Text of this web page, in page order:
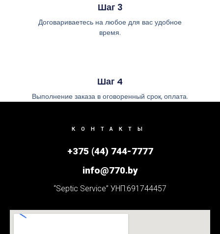
Шаг 3
Договариваетесь на любое для вас удобное
время.
Шаг 4
Выполнение заказа в оговоренный срок, оплата.
КОНТАКТЫ
+375 (44) 744-7777
info@770.by
“Septic Service” УНП:691744457